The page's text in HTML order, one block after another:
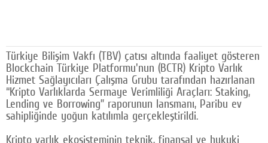
SOSYAL MEDYA
Facebook
Twitter
Google Plus
Türkiye Bilişim Vakfı (TBV) çatısı altında faaliyet gösteren
Blockchain Türkiye Platformu'nun (BCTR) Kripto Varlık
Hizmet Sağlayıcıları Çalışma Grubu tarafından hazırlanan
“Kripto Varlıklarda Sermaye Verimliliği Araçları: Staking,
Lending ve Borrowing” raporunun lansmanı, Paribu ev
sahipliğinde yoğun katılımla gerçekleştirildi.
Kripto varlık ekosisteminin teknik, finansal ve hukuki